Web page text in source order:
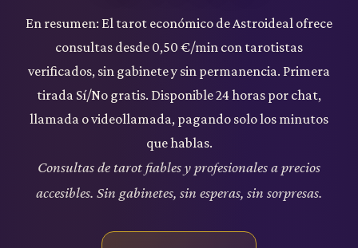
En resumen: El tarot económico de Astroideal ofrece
consultas desde 0,50 €/min con tarotistas
verificados, sin gabinete y sin permanencia. Primera
tirada Sí/No gratis. Disponible 24 horas por chat,
llamada o videollamada, pagando solo los minutos
que hablas.
Consultas de tarot fiables y profesionales a precios
accesibles. Sin gabinetes, sin esperas, sin sorpresas.